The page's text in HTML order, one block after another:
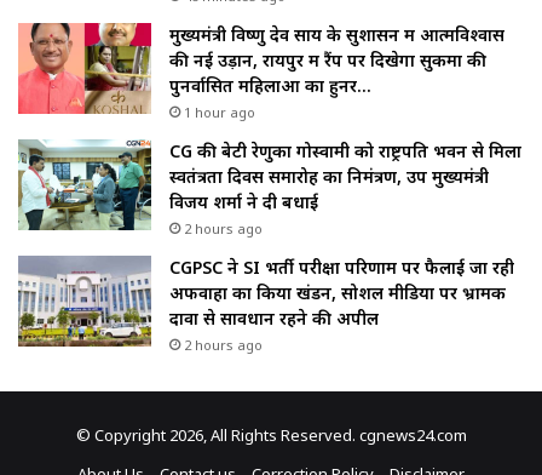
मुख्यमंत्री विष्णु देव साय के सुशासन में आत्मविश्वास
की नई उड़ान, रायपुर में रैंप पर दिखेगा सुकमा की
पुनर्वासित महिलाओं का हुनर…
1 hour ago
CG की बेटी रेणुका गोस्वामी को राष्ट्रपति भवन से मिला
स्वतंत्रता दिवस समारोह का निमंत्रण, उप मुख्यमंत्री
विजय शर्मा ने दी बधाई
2 hours ago
CGPSC ने SI भर्ती परीक्षा परिणाम पर फैलाई जा रही
अफवाहों का किया खंडन, सोशल मीडिया पर भ्रामक
दावों से सावधान रहने की अपील
2 hours ago
© Copyright 2026, All Rights Reserved. cgnews24.com